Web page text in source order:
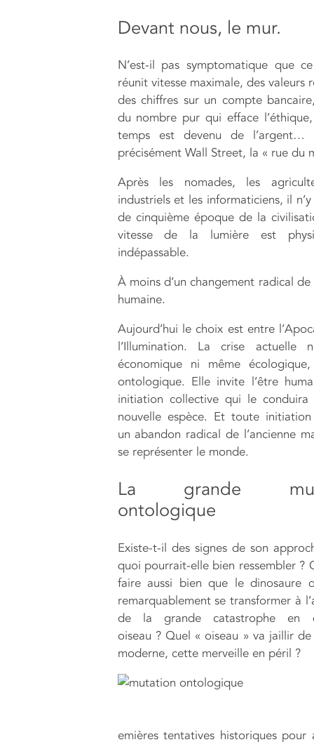
Devant nous, le mur.
N’est-il pas symptomatique que
réunit vitesse maximale, des valeurs
des chiffres sur un compte
du nombre pur qui efface
temps est devenu de l’argent…
précisément Wall Street, la « rue du
Après les nomades, les
industriels et les informaticiens, il
de cinquième époque de la
vitesse de la lumière est
indépassable.
À moins d’un changement radical
humaine.
Aujourd’hui le choix est entre
l’Illumination. La crise actuelle
économique ni même
ontologique. Elle invite l’être
initiation collective qui le conduira
nouvelle espèce. Et toute initiation
un abandon radical de l’ancienne
se représenter le monde.
La grande
ontologique
Existe-t-il des signes de son
quoi pourrait-elle bien ressembler ?
faire aussi bien que le dinosaure
remarquablement se transformer à
de la grande catastrophe en
oiseau ? Quel « oiseau » va jaillir de
moderne, cette merveille en péril ?
emières tentatives historiques pour